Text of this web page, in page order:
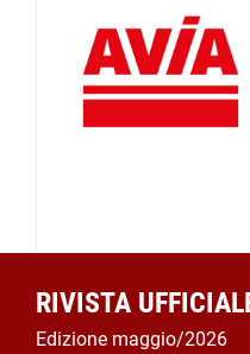
RIVISTA
Edizione maggio/2026